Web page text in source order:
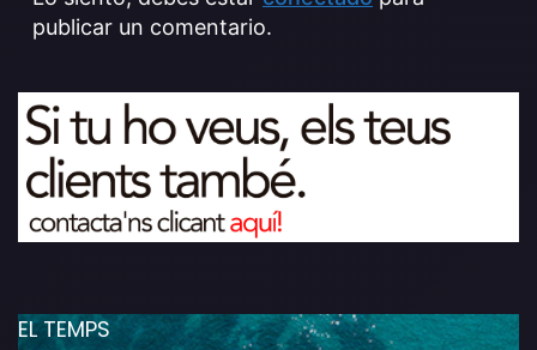
publicar un comentario.
EL TEMPS